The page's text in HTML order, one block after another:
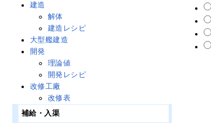
建造
解体
建造レシピ
大型艦建造
開発
理論値
開発レシピ
改修工廠
改修表
補給・入渠